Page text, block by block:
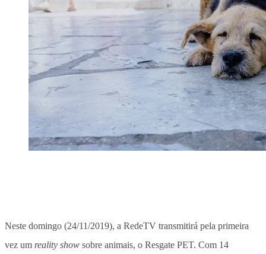
Neste domingo (24/11/2019), a RedeTV transmitirá pela primeira
vez um reality show sobre animais, o Resgate PET. Com 14